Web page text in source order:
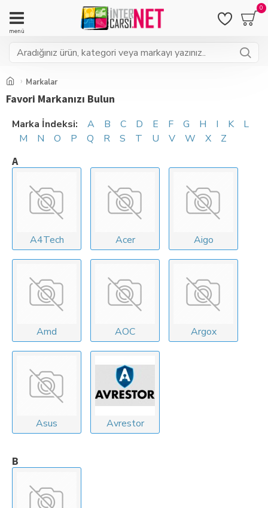
0
Markalar
Favori Markanızı Bulun
Marka İndeksi: A B C D E F G H I K
L
M
N O P Q R S T U V W X Z
A
A4Tech Acer Aigo
Amd AOC Argox
Asus Avrestor
B